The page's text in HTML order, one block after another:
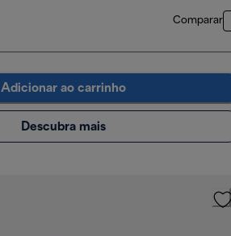
Comparar
Adicionar ao carrinho
Descubra mais